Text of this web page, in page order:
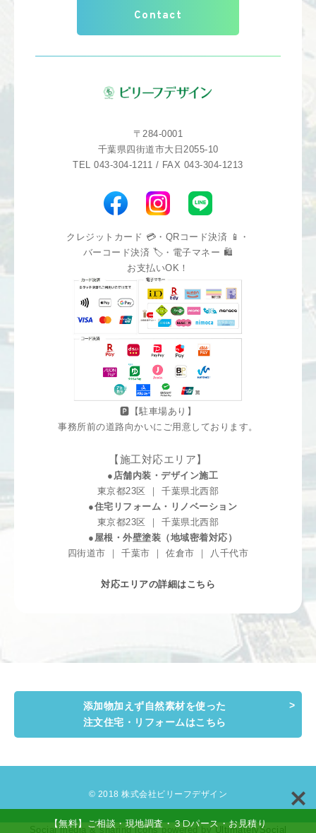
Contact
〒284-0001
千葉県四街道市大日2055-10
TEL 043-304-1211 / FAX 043-304-1213
クレジットカード 💳・QRコード決済 📱・
バーコード決済 🏷️・電子マネー 🛍️
お支払いOK！
🅿️【駐車場あり】
事務所前の道路向かいにご用意しております。
【施工対応エリア】
●店舗内装・デザイン施工
東京都23区 ｜ 千葉県北西部
●住宅リフォーム・リノベーション
東京都23区 ｜ 千葉県北西部
●屋根・外壁塗装（地域密着対応）
四街道市 ｜ 千葉市 ｜ 佐倉市 ｜ 八千代市
対応エリアの詳細はこちら
添加物加えず自然素材を使った
注文住宅・リフォームはこちら
© 2018 株式会社ビリーフデザイン
Social media & sharing icons powered by UltimatelySocial
【無料】ご相談・現地調査・３Dパース・お見積り